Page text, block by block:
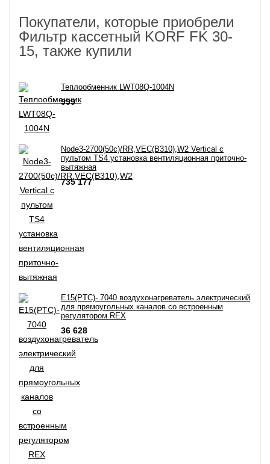
Покупатели, которые приобрели
Фильтр кассетный KORF FK 30-
15, также купили
Теплообменник LWT08Q-1004N
999
Node3-2700(50c)/RR,VEC(B310),W2 Vertical с
пультом TS4 установка вентиляционная приточно-
вытяжная
735 177
E15(PTC)- 7040 воздухонагреватель электрический
для прямоугольных каналов со встроенным
регулятором REX
36 628